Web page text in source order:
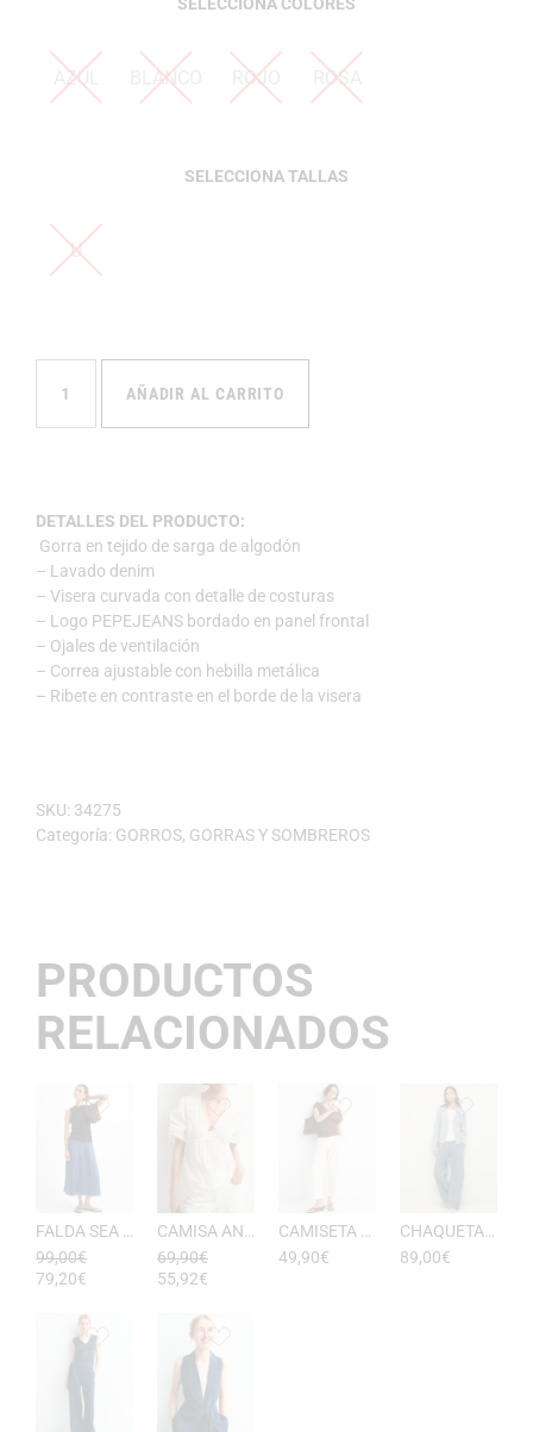
COLORES
AZUL BLANCO ROJO ROSA
TALLAS
U
AÑADIR AL CARRITO
DETALLES DEL PRODUCTO:
Gorra en tejido de sarga de algodón
– Lavado denim
– Visera curvada con detalle de costuras
– Logo PEPEJEANS bordado en panel frontal
– Ojales de ventilación
– Correa ajustable con hebilla metálica
– Ribete en contraste en el borde de la visera
SKU: 34275
Categoría: GORROS, GORRAS Y SOMBREROS
PRODUCTOS
RELACIONADOS
99,00€
79,20€
69,90€
55,92€
49,90€
89,00€